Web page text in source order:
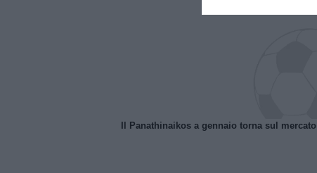
Il Panathinaikos a gennaio torna sul mercato